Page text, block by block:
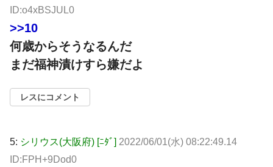
ID:o4xBSJUL0
>>10
何歳からそうなるんだ
まだ福神漬けすら嫌だよ
レスにコメント
5: シリウス(大阪府) [ﾆﾀﾞ] 2022/06/01(水) 08:22:49.14
ID:FPH+9Dod0